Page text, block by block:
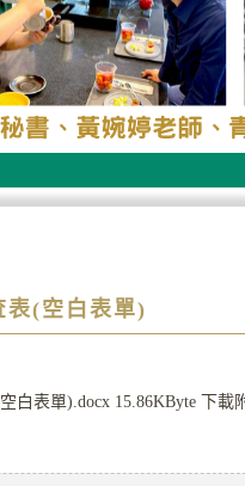
表(空白表單)
白表單).docx 15.86KByte 下載